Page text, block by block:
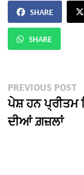
SHARE
SHARE
Post
navigation
PREVIOUS POST
ਪੇਸ਼ ਹਨ ਪ੍ਰੀਤਮ
ਦੀਆਂ ਗ਼ਜ਼ਲਾਂ